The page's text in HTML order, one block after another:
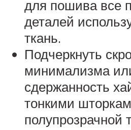
для пошива все
деталей
ткань.
Подчеркнуть
минимализма
сдержанность
тонкими
полупрозрачной